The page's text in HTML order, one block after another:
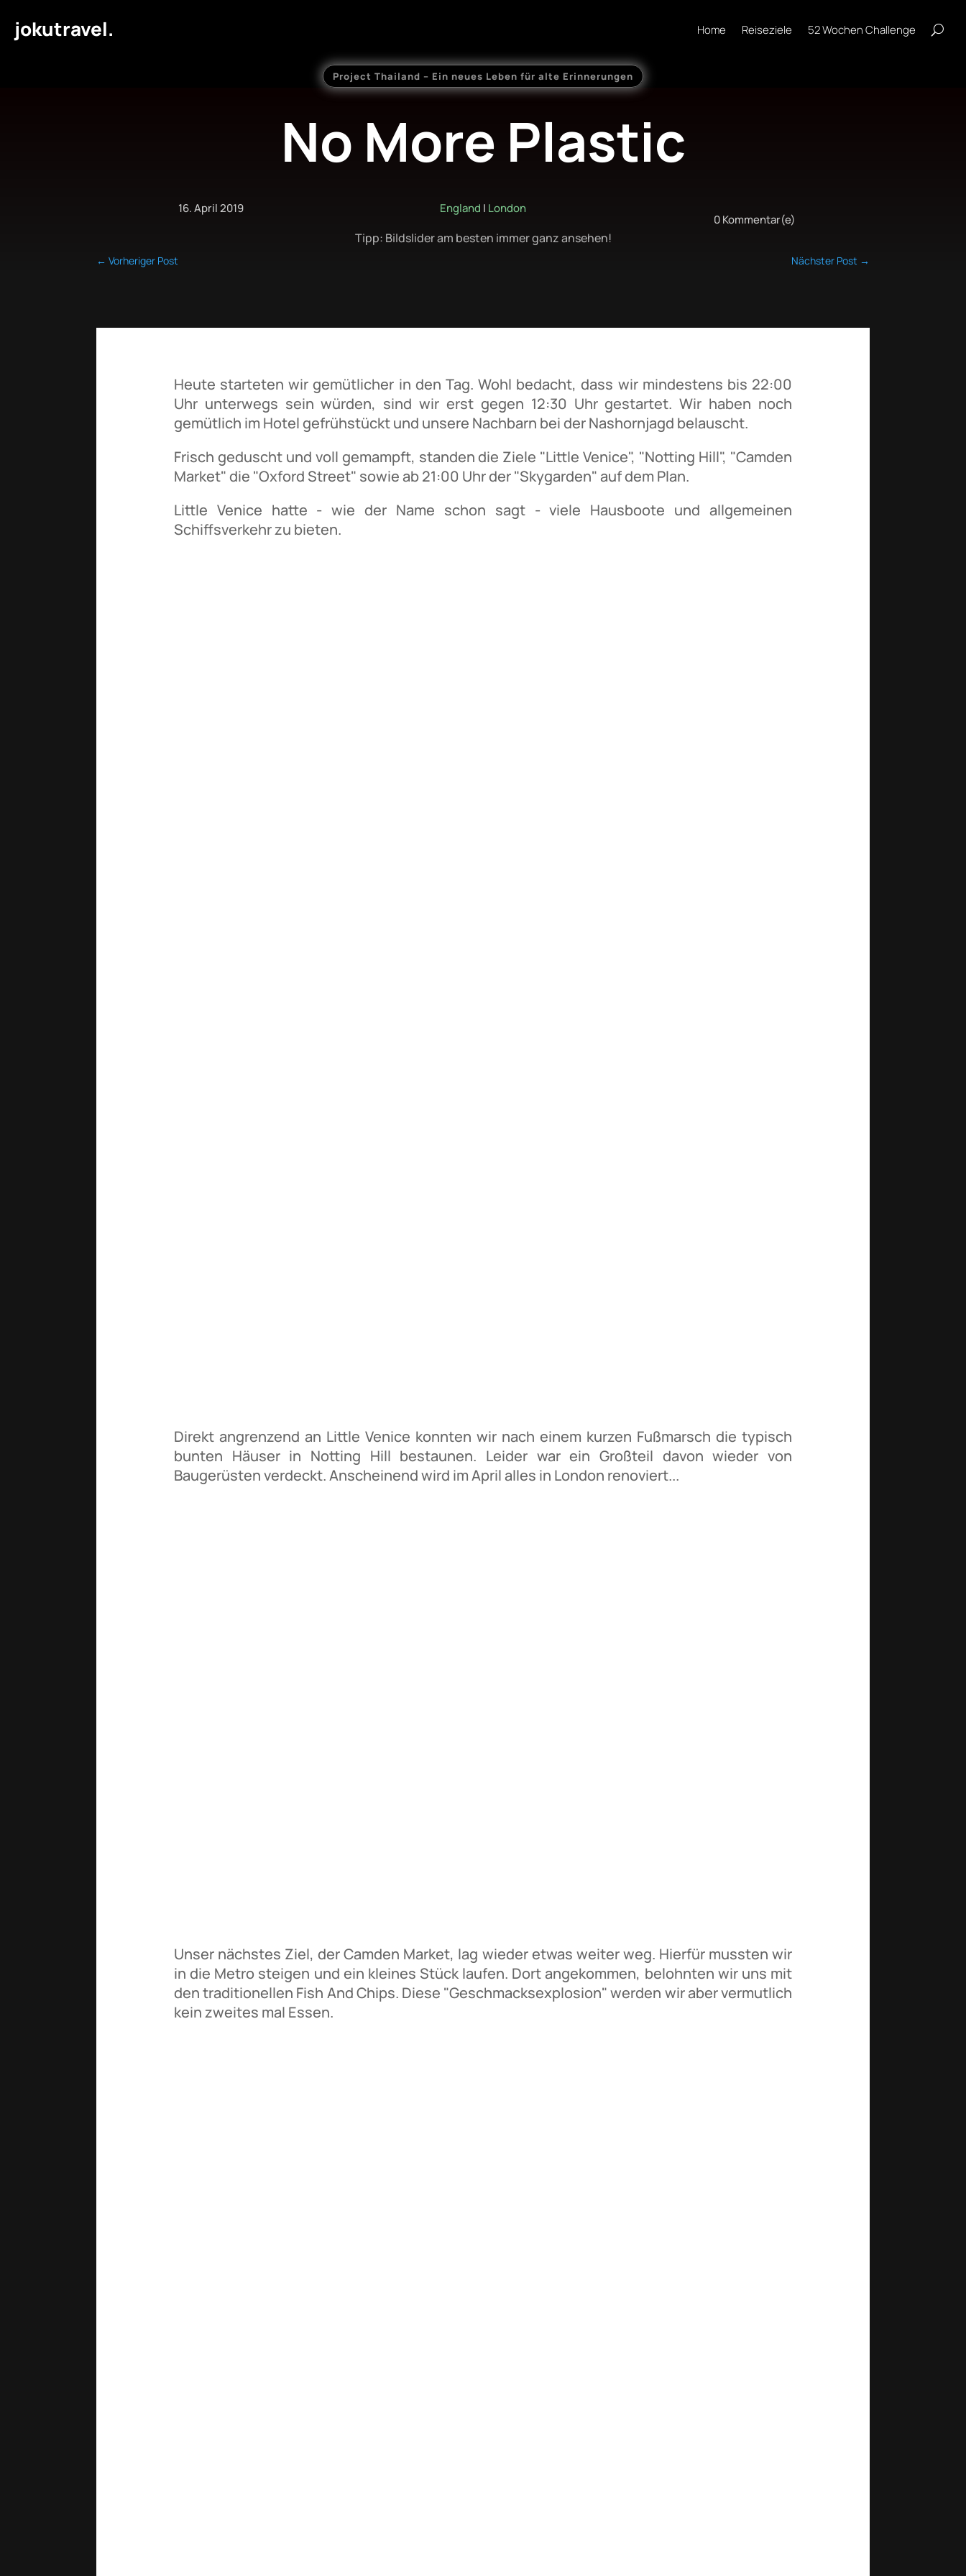
jokutravel. Home Reiseziele 52 Wochen Challenge
Project Thailand – Ein neues Leben für alte Erinnerungen
No More Plastic
16. April 2019 England | London
0 Kommentar(e)
Tipp: Bildslider am besten immer ganz ansehen!
←Vorheriger Post Nächster Post →
Heute starteten wir gemütlicher in den Tag. Wohl bedacht, dass wir mindestens bis 22:00
Uhr unterwegs sein würden, sind wir erst gegen 12:30 Uhr gestartet. Wir haben noch
gemütlich im Hotel gefrühstückt und unsere Nachbarn bei der Nashornjagd belauscht.
Frisch geduscht und voll gemampft, standen die Ziele "Little Venice", "Notting Hill", "Camden
Market" die "Oxford Street" sowie ab 21:00 Uhr der "Skygarden" auf dem Plan.
Little Venice hatte - wie der Name schon sagt - viele Hausboote und allgemeinen
Schiffsverkehr zu bieten.
Direkt angrenzend an Little Venice konnten wir nach einem kurzen Fußmarsch die typisch
bunten Häuser in Notting Hill bestaunen. Leider war ein Großteil davon wieder von
Baugerüsten verdeckt. Anscheinend wird im April alles in London renoviert...
Unser nächstes Ziel, der Camden Market, lag wieder etwas weiter weg. Hierfür mussten wir
in die Metro steigen und ein kleines Stück laufen. Dort angekommen, belohnten wir uns mit
den traditionellen Fish And Chips. Diese "Geschmacksexplosion" werden wir aber vermutlich
kein zweites mal Essen.